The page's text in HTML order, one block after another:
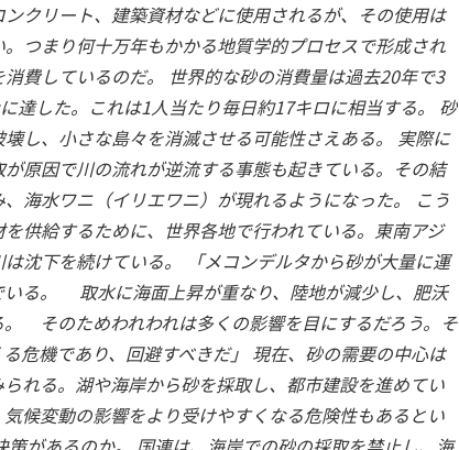
クリート、建築資材などに使用されるが、その使用は
つまり何十万年もかかる地質学的プロセスで形成され
費しているのだ。 世界的な砂の消費量は過去20年で3
達した。これは1人当たり毎日約17キロに相当する。 砂
し、小さな島々を消滅させる可能性さえある。 実際に
原因で川の流れが逆流する事態も起きている。その結
海水ワニ（イリエワニ）が現れるようになった。 こう
供給するために、世界各地で行われている。東南アジ
沈下を続けている。 「メコンデルタから砂が大量に運
いる。 取水に海面上昇が重なり、陸地が減少し、肥沃
そのためわれわれは多くの影響を目にするだろう。そ
危機であり、回避すべきだ」 現在、砂の需要の中心は
れる。湖や海岸から砂を採取し、都市建設を進めてい
候変動の影響をより受けやすくなる危険性もあるとい